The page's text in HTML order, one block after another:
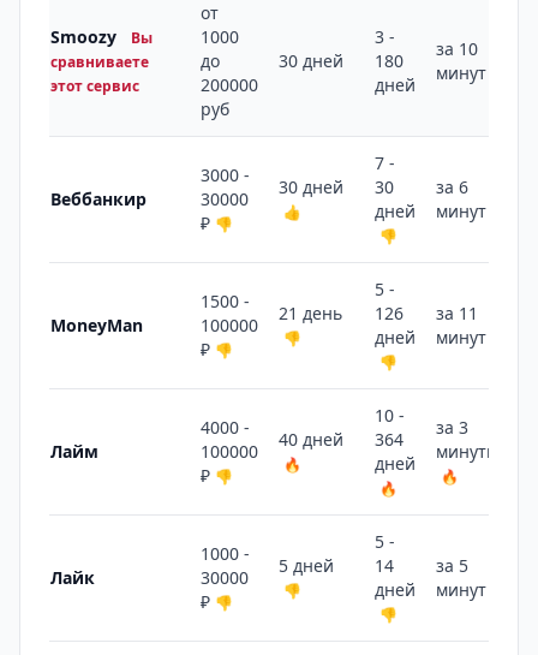
Smoozy
Вы
сравниваете
этот сервис
от
1000
до
200000
руб
30 дней
3 -
180
дней
за 10
минут
Веббанкир
3000 -
30000
₽ 👎
30 дней
👍
7 -
30
дней
👎
за 6
минут
MoneyMan
1500 -
100000
₽ 👎
21 день
👎
5 -
126
дней
👎
за 11
минут
Лайм
4000 -
100000
₽ 👎
40 дней
🔥
10 -
364
дней
🔥
за 3
минуты
🔥
Лайк
1000 -
30000
₽ 👎
5 дней
👎
5 -
14
дней
👎
за 5
минут